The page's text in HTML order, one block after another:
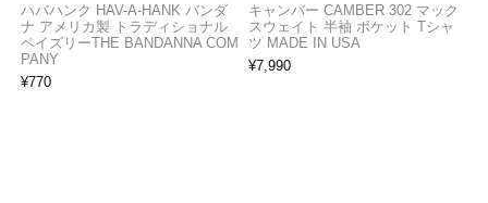
ハバハンク HAV-A-HANK バンダ
ナ アメリカ製 トラディショナル
ペイズリーTHE BANDANNA COM
PANY
¥770
キャンバー CAMBER 302 マック
スウェイト 半袖 ポケット Tシャ
ツ MADE IN USA
¥7,990